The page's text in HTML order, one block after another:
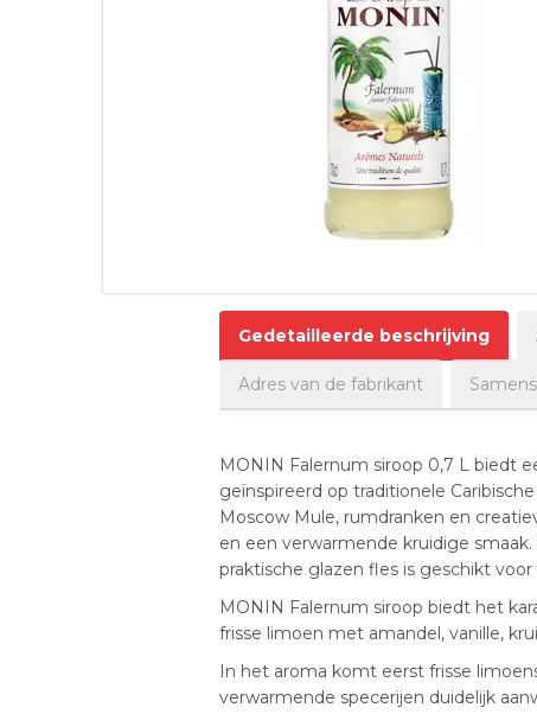
Gedetailleerde beschrijving
Adres van de fabrikant
MONIN Falernum siroop 0,7 L biedt
geïnspireerd op traditionele
Moscow Mule, rumdranken en
en een verwarmende kruidige
praktische glazen fles is geschikt
MONIN Falernum siroop biedt het
frisse limoen met amandel, vanille,
In het aroma komt eerst frisse
verwarmende specerijen duidelijk